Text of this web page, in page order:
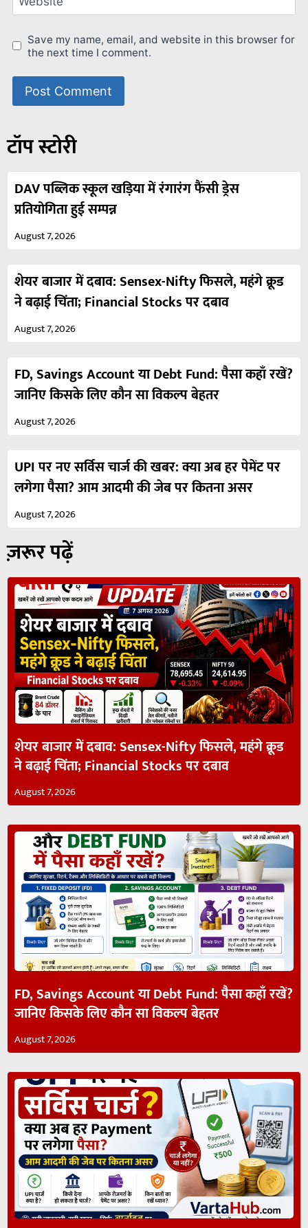
Save my name, email, and website in this browser for
the next time I comment.
टॉप स्टोरी
DAV पब्लिक स्कूल खड़िया में रंगारंग फैंसी ड्रेस
प्रतियोगिता हुई सम्पन्न
August 7, 2026
शेयर बाजार में दबाव: Sensex-Nifty फिसले, महंगे क्रूड
ने बढ़ाई चिंता; Financial Stocks पर दबाव
August 7, 2026
FD, Savings Account या Debt Fund: पैसा कहाँ रखें?
जानिए किसके लिए कौन सा विकल्प बेहतर
August 7, 2026
UPI पर नए सर्विस चार्ज की खबर: क्या अब हर पेमेंट पर
लगेगा पैसा? आम आदमी की जेब पर कितना असर
August 7, 2026
ज़रूर पढ़ें
शेयर बाजार में दबाव: Sensex-Nifty फिसले, महंगे क्रूड
ने बढ़ाई चिंता; Financial Stocks पर दबाव
August 7, 2026
FD, Savings Account या Debt Fund: पैसा कहाँ रखें?
जानिए किसके लिए कौन सा विकल्प बेहतर
August 7, 2026